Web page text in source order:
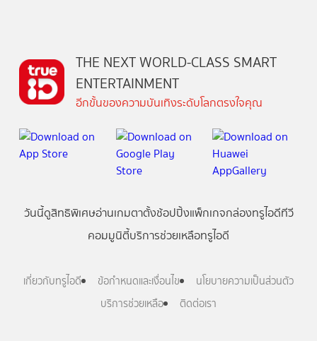
THE NEXT WORLD-CLASS SMART
ENTERTAINMENT
อีกขั้นของความบันเทิงระดับโลกตรงใจคุณ
วันนี้ดูสิทธิพิเศษอ่านเกมตาตั้งช้อปปิ้งแพ็กเกจกล่องทรูไอดีทีวี
คอมมูนิตี้บริการช่วยเหลือทรูไอดี
เกี่ยวกับทรูไอดี ข้อกำหนดและเงื่อนไข
นโยบายความเป็นส่วนตัว
บริการช่วยเหลือ
ติดต่อเรา